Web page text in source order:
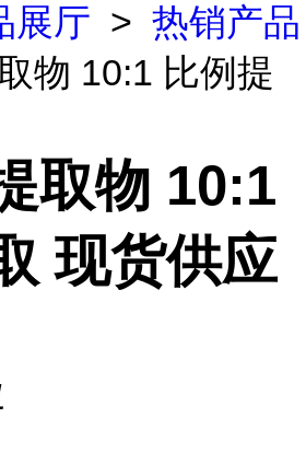
展厅 > 热销产品
物 10:1 比例提
取物 10:1
现货供应